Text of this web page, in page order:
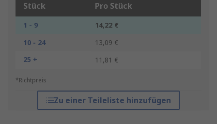
Stück Pro Stück
1 - 9
14,22 €
10 - 24
13,09 €
25 +
11,81 €
*Richtpreis
Zu einer Teileliste hinzufügen